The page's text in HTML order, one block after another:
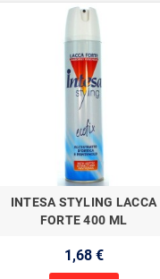
INTESA STYLING LACCA
FORTE 400 ML
1,68 €